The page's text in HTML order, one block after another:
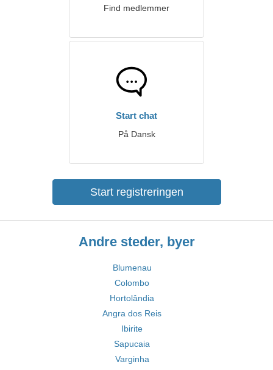
Find medlemmer
Start chat
På Dansk
Start registreringen
Andre steder, byer
Blumenau
Colombo
Hortolândia
Angra dos Reis
Ibirite
Sapucaia
Varginha